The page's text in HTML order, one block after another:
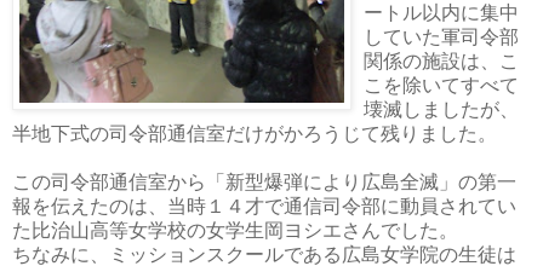
ートル以内に集中
していた軍司令部
関係の施設は、こ
こを除いてすべて
壊滅しましたが、
半地下式の司令部通信室だけがかろうじて残りました。
この司令部通信室から「新型爆弾により広島全滅」の第一
報を伝えたのは、当時１４才で通信司令部に動員されてい
た比治山高等女学校の女学生岡ヨシエさんでした。
ちなみに、ミッションスクールである広島女学院の生徒は